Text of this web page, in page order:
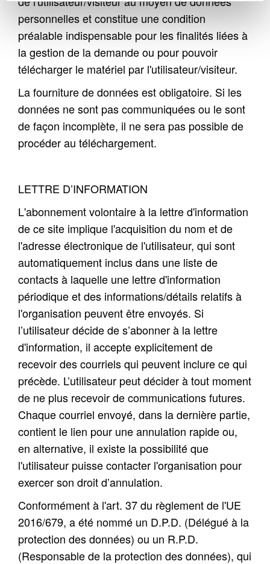
personnelles et constitue une condition
préalable indispensable pour les finalités liées à
la gestion de la demande ou pour pouvoir
télécharger le matériel par l'utilisateur/visiteur.
La fourniture de données est obligatoire. Si les
données ne sont pas communiquées ou le sont
de façon incomplète, il ne sera pas possible de
procéder au téléchargement.
LETTRE D’INFORMATION
L'abonnement volontaire à la lettre d'information
de ce site implique l'acquisition du nom et de
l'adresse électronique de l'utilisateur, qui sont
automatiquement inclus dans une liste de
contacts à laquelle une lettre d'information
périodique et des informations/détails relatifs à
l'organisation peuvent être envoyés. Si
l’utilisateur décide de s’abonner à la lettre
d'information, il accepte explicitement de
recevoir des courriels qui peuvent inclure ce qui
précède. L’utilisateur peut décider à tout moment
de ne plus recevoir de communications futures.
Chaque courriel envoyé, dans la dernière partie,
contient le lien pour une annulation rapide ou,
en alternative, il existe la possibilité que
l'utilisateur puisse contacter l'organisation pour
exercer son droit d’annulation.
Conformément à l'art. 37 du règlement de l'UE
2016/679, a été nommé un D.P.D. (Délégué à la
protection des données) ou un R.P.D.
(Responsable de la protection des données), qui